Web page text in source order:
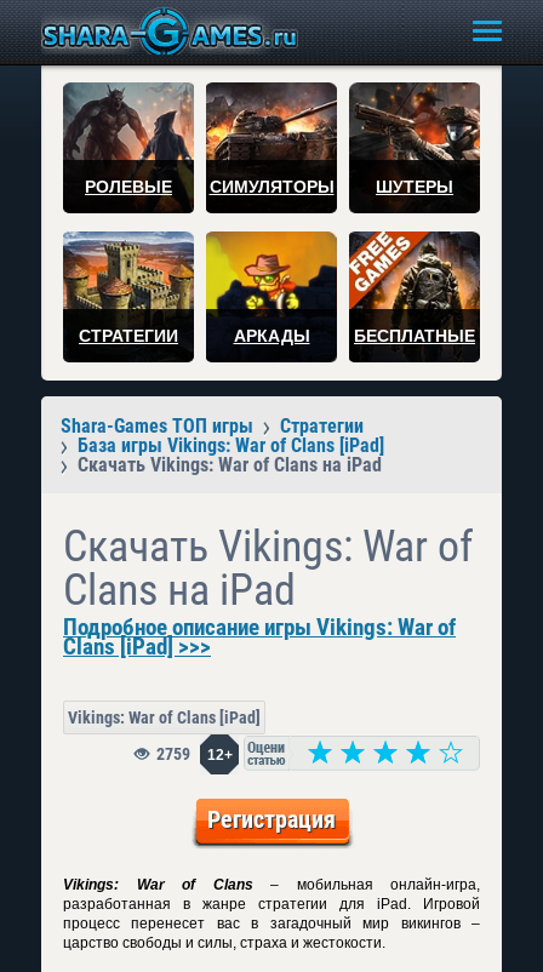
РОЛЕВЫЕ СИМУЛЯТОРЫ ШУТЕРЫ
СТРАТЕГИИ АРКАДЫ БЕСПЛАТНЫЕ
Shara-Games ТОП игры
Стратегии
База игры Vikings: War of Clans [iPad]
Скачать Vikings: War of Clans на iPad
Скачать Vikings: War of
Clans на iPad
Подробное описание игры Vikings: War of
Clans [iPad] >>>
Vikings: War of Clans [iPad]
12+
2759
Регистрация
Vikings: War of Clans– мобильная онлайн-игра,
разработанная в жанре стратегии для iPad. Игровой
процесс перенесет вас в загадочный мир викингов –
царство свободы и силы, страха и жестокости.